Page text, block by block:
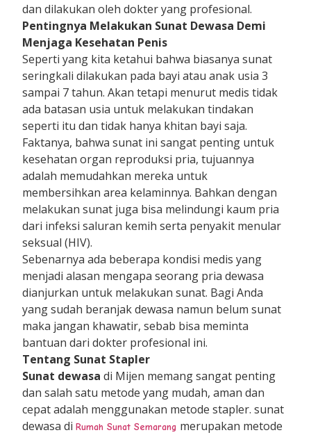
dan dilakukan oleh dokter yang profesional.
Pentingnya Melakukan Sunat Dewasa Demi
Menjaga Kesehatan Penis
Seperti yang kita ketahui bahwa biasanya sunat
seringkali dilakukan pada bayi atau anak usia 3
sampai 7 tahun. Akan tetapi menurut medis tidak
ada batasan usia untuk melakukan tindakan
seperti itu dan tidak hanya khitan bayi saja.
Faktanya, bahwa sunat ini sangat penting untuk
kesehatan organ reproduksi pria, tujuannya
adalah memudahkan mereka untuk
membersihkan area kelaminnya. Bahkan dengan
melakukan sunat juga bisa melindungi kaum pria
dari infeksi saluran kemih serta penyakit menular
seksual (HIV).
Sebenarnya ada beberapa kondisi medis yang
menjadi alasan mengapa seorang pria dewasa
dianjurkan untuk melakukan sunat. Bagi Anda
yang sudah beranjak dewasa namun belum sunat
maka jangan khawatir, sebab bisa meminta
bantuan dari dokter profesional ini.
Tentang Sunat Stapler
Sunat dewasa di Mijen memang sangat penting
dan salah satu metode yang mudah, aman dan
cepat adalah menggunakan metode stapler. sunat
dewasa diRumah Sunat Semarang merupakan metode